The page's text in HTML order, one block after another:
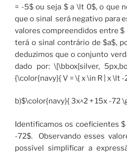
= -5$ ou seja $ a \lt 0$, o que
que o sinal será negativo para
valores compreendidos entre $
terá o sinal contrário de $a$,
deduzimos que o conjunto
dado por: \[\bbox[silver,
{\color{navy}{ V = \{ x \in R | x \lt
b)$\color{navy}{ 3x^2 + 15x -72
Identificamos os coeficientes $
-72$. Observando esses
possível simplificar a